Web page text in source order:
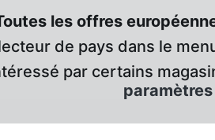
les offres
de pays dans le
par certains
paramètres